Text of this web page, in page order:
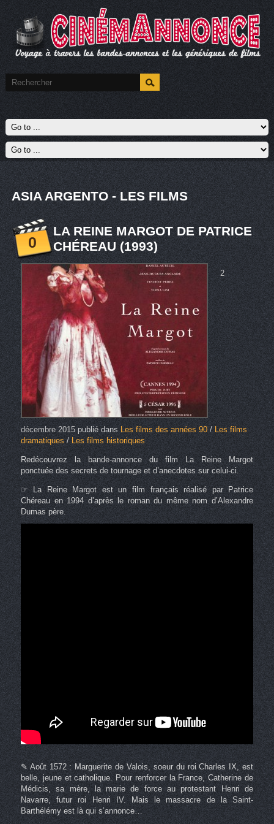
ASIA ARGENTO - LES FILMS
0
LA REINE MARGOT DE PATRICE
CHÉREAU (1993)
2
décembre 2015publié dans Les films des années 90/ Les films
dramatiques /Les films historiques
Redécouvrez la bande-annonce du film La Reine Margot
ponctuée des secrets de tournage et d’anecdotes sur celui-ci.
☞ La Reine Margot est un film français réalisé par Patrice
Chéreau en 1994 d’après le roman du même nom d’Alexandre
Dumas père.
✎ Août 1572 : Marguerite de Valois, soeur du roi Charles IX, est
belle, jeune et catholique. Pour renforcer la France, Catherine de
Médicis, sa mère, la marie de force au protestant Henri de
Navarre, futur roi Henri IV. Mais le massacre de la Saint-
Barthélémy est là qui s’annonce…